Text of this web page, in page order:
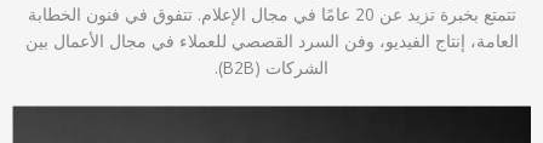
تتمتع بخبرة تزيد عن 20 عامًا في مجال الإعلام. تتفوق في فنون الخطابة
العامة، إنتاج الفيديو، وفن السرد القصصي للعملاء في مجال الأعمال بين
الشركات (B2B).